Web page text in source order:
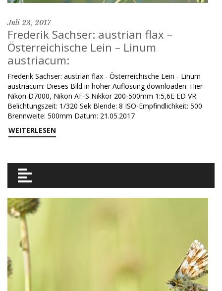
Juli 23, 2017
Frederik Sachser: austrian flax –
Österreichische Lein – Linum
austriacum:
Frederik Sachser: austrian flax - Österreichische Lein - Linum
austriacum: Dieses Bild in hoher Auflösung downloaden: Hier
Nikon D7000, Nikon AF-S Nikkor 200-500mm 1:5,6E ED VR
Belichtungszeit: 1/320 Sek Blende: 8 ISO-Empfindlichkeit: 500
Brennweite: 500mm Datum: 21.05.2017
WEITERLESEN